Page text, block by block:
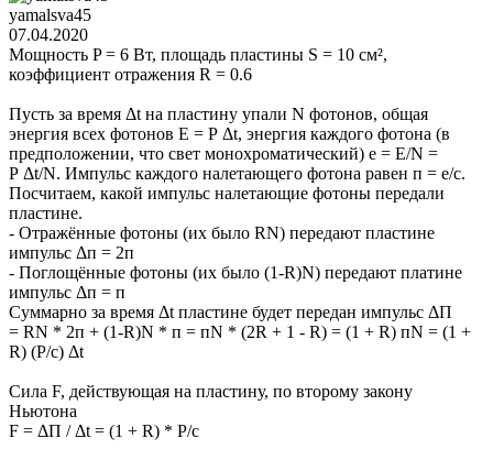
yamalsva45
07.04.2020
Мощность P = 6 Вт, площадь пластины S = 10 см²,
коэффициент отражения R = 0.6
Пусть за время Δt на пластину упали N фотонов, общая
энергия всех фотонов E = P Δt, энергия каждого фотона (в
предположении, что свет монохроматический) e = E/N =
P Δt/N. Импульс каждого налетающего фотона равен п = e/c.
Посчитаем, какой импульс налетающие фотоны передали
пластине.
- Отражённые фотоны (их было RN) передают пластине
импульс Δп = 2п
- Поглощённые фотоны (их было (1-R)N) передают платине
импульс Δп = п
Суммарно за время Δt пластине будет передан импульс ΔП
= RN * 2п + (1-R)N * п = пN * (2R + 1 - R) = (1 + R) пN = (1 +
R) (P/c) Δt
Сила F, действующая на пластину, по второму закону
Ньютона
F = ΔП / Δt = (1 + R) * P/c